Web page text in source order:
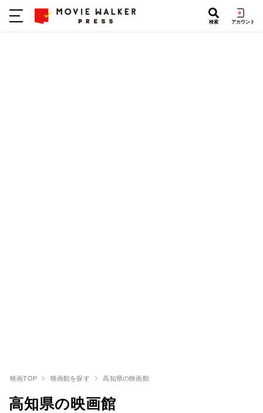
検索 アカウント
映画TOP 映画館を探す 高知県の映画館
高知県の映画館